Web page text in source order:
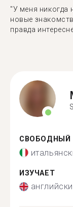
"У меня никогда
новые
правда
СВОБОДНЫЙ
ИЗУЧАЕТ